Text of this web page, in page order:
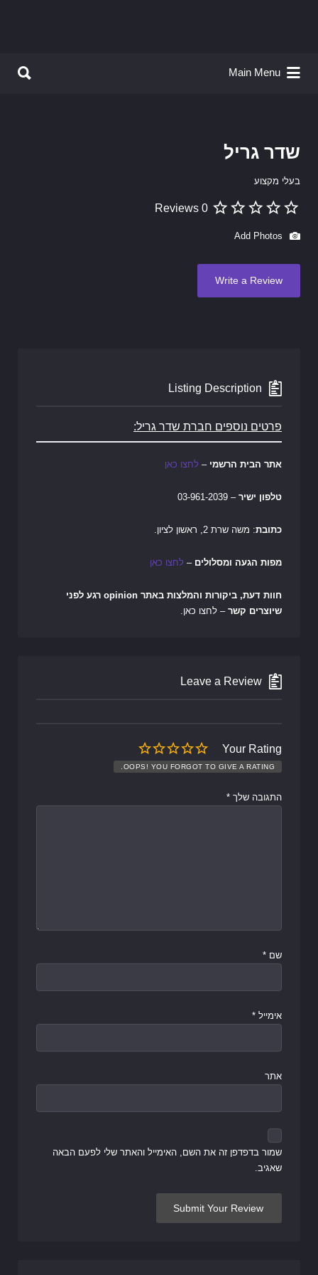
Main Menu
שדר גריל
בעלי מקצוע
0 Reviews
Write a Review
Listing Description
פרטים נוספים חברת שדר גריל:
אתר הבית הרשמי – לחצו כאן
טלפון ישיר – 03-961-2039
כתובת: משה שרת 2, ראשון לציון.
מפות הגעה ומסלולים – לחצו כאן
חוות דעת, ביקורות והמלצות באתר opinion רגע לפני
שיוצרים קשר – לחצו כאן.
Leave a Review
Your Rating
OOPS! YOU FORGOT TO GIVE A RATING.
התגובה שלך *
שם *
אימייל *
אתר
שמור בדפדפן זה את השם, האימייל והאתר שלי לפעם הבאה
שאגיב.